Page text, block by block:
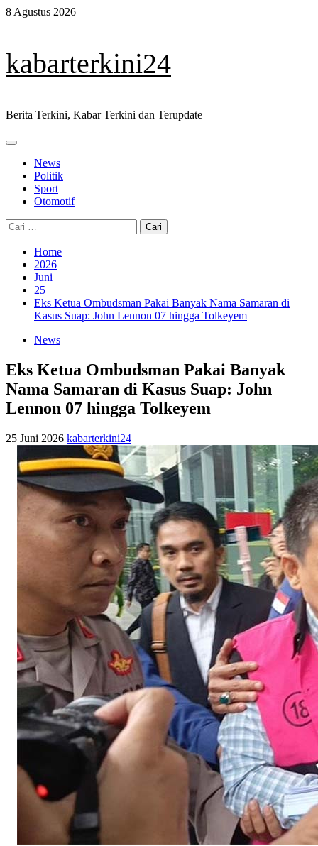
Skip
8 Agustus 2026
kabarterkini24
Berita Terkini, Kabar Terkini dan Terupdate
Primary
News
Politik
Sport
Otomotif
Cari
untuk:
Home
2026
Juni
25
Eks Ketua Ombudsman Pakai Banyak Nama Samaran di
Kasus Suap: John Lennon 07 hingga Tolkeyem
News
Eks Ketua Ombudsman Pakai Banyak
Nama Samaran di Kasus Suap: John
Lennon 07 hingga Tolkeyem
25 Juni 2026 kabarterkini24